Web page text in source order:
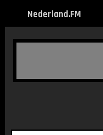
Nederland.FM